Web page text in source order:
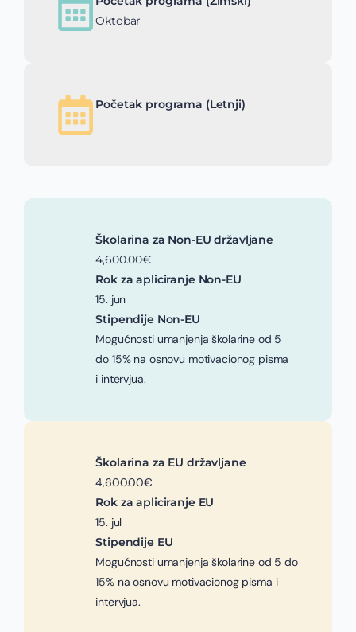
Oktobar
Početak programa (Letnji)
Školarina za Non-EU državljane
4,600.00€
Rok za apliciranje Non-EU
15. jun
Stipendije Non-EU
Mogućnosti umanjenja školarine od 5
do 15% na osnovu motivacionog pisma
i intervjua.
Školarina za EU državljane
4,600.00€
Rok za apliciranje EU
15. jul
Stipendije EU
Mogućnosti umanjenja školarine od 5 do
15% na osnovu motivacionog pisma i
intervjua.